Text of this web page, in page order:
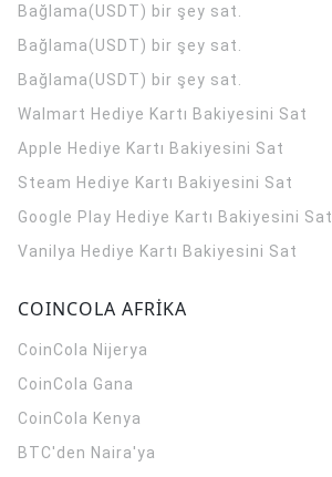
Bağlama(USDT) bir şey sat.
Bağlama(USDT) bir şey sat.
Bağlama(USDT) bir şey sat.
Walmart Hediye Kartı Bakiyesini Sat
Apple Hediye Kartı Bakiyesini Sat
Steam Hediye Kartı Bakiyesini Sat
Google Play Hediye Kartı Bakiyesini Sat
Vanilya Hediye Kartı Bakiyesini Sat
COINCOLA AFRİKA
CoinCola Nijerya
CoinCola Gana
CoinCola Kenya
BTC'den Naira'ya